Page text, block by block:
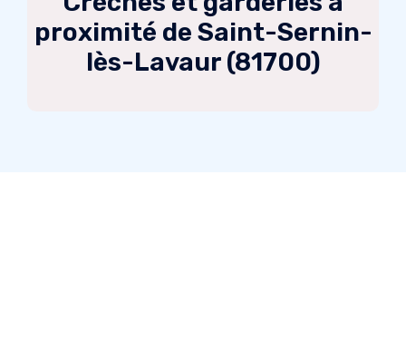
proximité de Saint-Sernin-
lès-Lavaur (81700)